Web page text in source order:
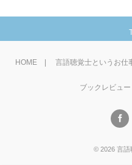
HOME 言語聴覚士というお仕
ブックレビュー
© 2026 言語